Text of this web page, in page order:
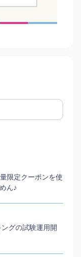
限定クーポンを使
ん♪
グの試験運用開